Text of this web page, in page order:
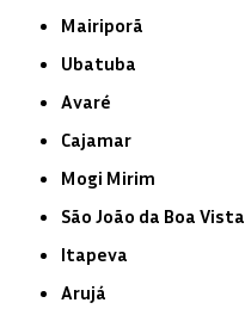
Mairiporã
Ubatuba
Avaré
Cajamar
Mogi Mirim
São João da Boa Vista
Itapeva
Arujá